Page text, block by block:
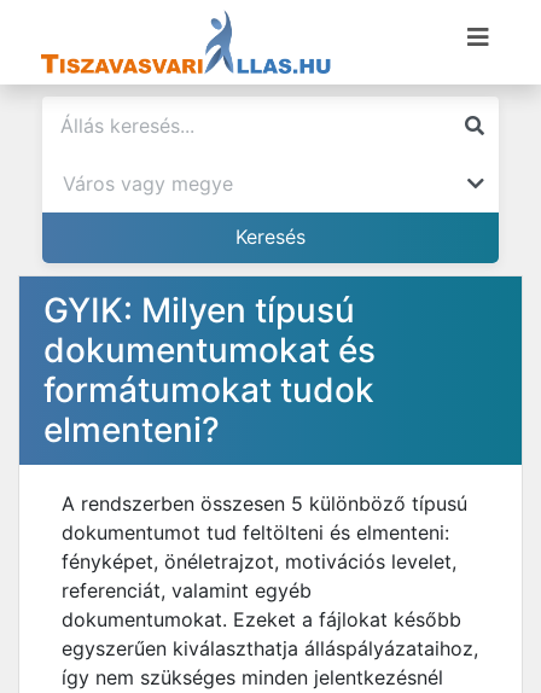
GYIK: Milyen típusú
dokumentumokat és
formátumokat tudok
elmenteni?
A rendszerben összesen 5 különböző típusú
dokumentumot tud feltölteni és elmenteni:
fényképet, önéletrajzot, motivációs levelet,
referenciát, valamint egyéb
dokumentumokat. Ezeket a fájlokat később
egyszerűen kiválaszthatja álláspályázataihoz,
így nem szükséges minden jelentkezésnél